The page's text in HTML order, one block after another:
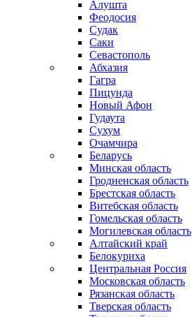
Алушта
Феодосия
Судак
Саки
Севастополь
Абхазия
Гагра
Пицунда
Новый Афон
Гудаута
Сухум
Очамчира
Беларусь
Минская область
Гродненская область
Брестская область
Витебская область
Гомельская область
Могилевская область
Алтайский край
Белокуриха
Центральная Россия
Московская область
Рязанская область
Тверская область